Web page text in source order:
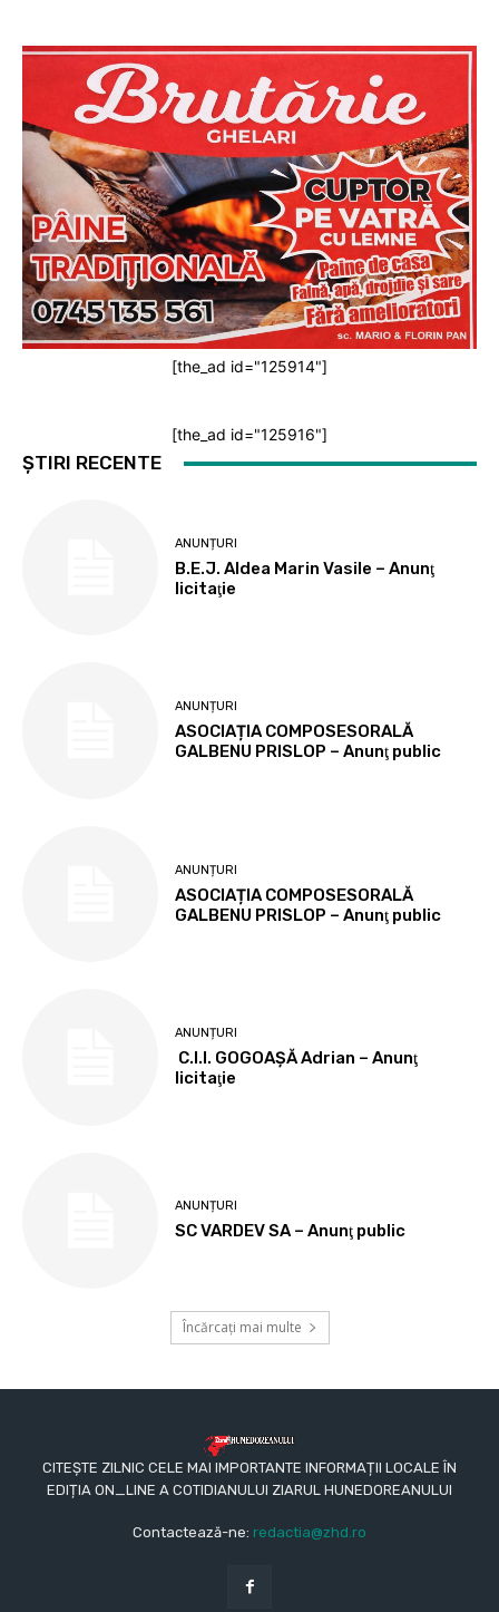
[the_ad id="125914"]
[the_ad id="125916"]
ȘTIRI RECENTE
ANUNȚURI
B.E.J. Aldea Marin Vasile – Anunţ
licitaţie
ANUNȚURI
ASOCIAȚIA COMPOSESORALĂ
GALBENU PRISLOP – Anunţ public
ANUNȚURI
ASOCIAȚIA COMPOSESORALĂ
GALBENU PRISLOP – Anunţ public
ANUNȚURI
C.I.I. GOGOAŞĂ Adrian – Anunţ
licitaţie
ANUNȚURI
SC VARDEV SA – Anunţ public
Încărcați mai multe
CITEȘTE ZILNIC CELE MAI IMPORTANTE INFORMAȚII LOCALE ÎN
EDIȚIA ON_LINE A COTIDIANULUI ZIARUL HUNEDOREANULUI
Contactează-ne: redactia@zhd.ro